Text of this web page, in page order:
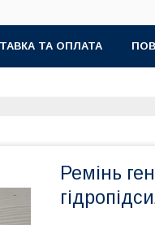
ТА ОПЛАТА
Ремінь